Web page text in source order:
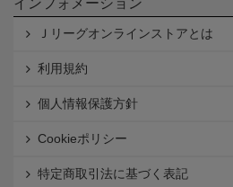
インフォメーション
Ｊリーグオンラインストアとは
利用規約
個人情報保護方針
Cookieポリシー
特定商取引法に基づく表記